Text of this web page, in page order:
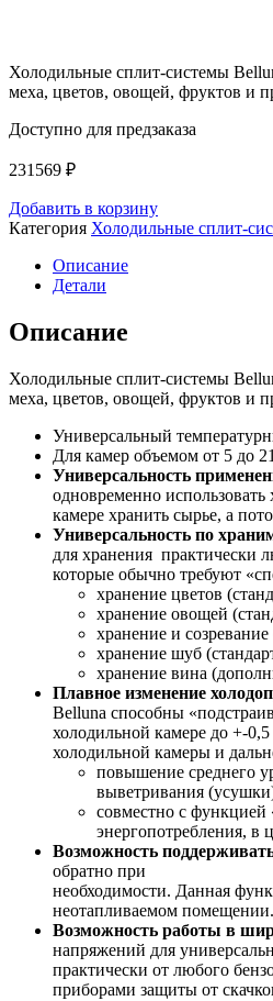
Холодильные сплит-системы
меха, цветов, овощей, фруктов и
Доступно для предзаказа
231569 ₽
Добавить в корзину
Категория Холодильные сплит-
Описание
Детали
Описание
Холодильные сплит-системы
меха, цветов, овощей, фруктов и
Универсальный
Для камер объемом от 5 до
Универсальность
одновременно
камере хранить сырье, а
Универсальность по
для хранения практически
которые обычно требуют
хранение цветов
хранение овощей
хранение и
хранение шуб
хранение вина
Плавное изменение
Belluna способны
холодильной камере до +-
холодильной камеры и
повышение среднего
выветривания
совместно с
энергопотребления, в
Возможность
обратно при
необходимости. Данная
неотапливаемом помещении.
Возможность работы в
напряжений для
практически от любого
приборами защиты от